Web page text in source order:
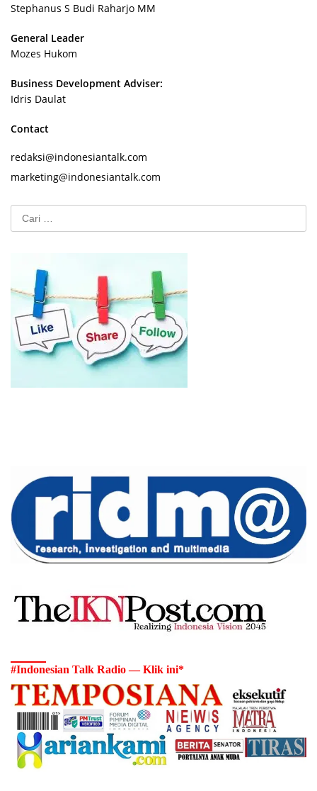
Stephanus S Budi Raharjo MM
General Leader
Mozes Hukom
Business Development Adviser:
Idris Daulat
Contact
redaksi@indonesiantalk.com
marketing@indonesiantalk.com
#Indonesian Talk Radio — Klik ini*